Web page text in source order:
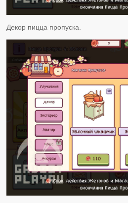
Декор пицца пропуска.